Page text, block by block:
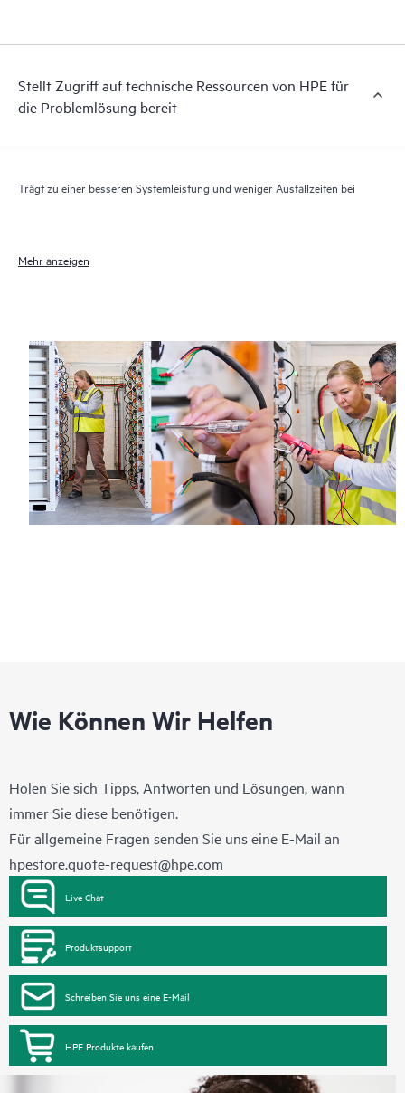
kommerziell verfügbare, wichtige Informationen lokalisieren
Stellt Zugriff auf technische Ressourcen von HPE für
die Problemlösung bereit
Trägt zu einer besseren Systemleistung und weniger Ausfallzeiten bei
Mehr anzeigen
Wie Können Wir Helfen
Holen Sie sich Tipps, Antworten und Lösungen, wann
immer Sie diese benötigen.
Für allgemeine Fragen senden Sie uns eine E-Mail an
hpestore.quote-request@hpe.com
Live Chat
Produktsupport
Schreiben Sie uns eine E-Mail
HPE Produkte kaufen